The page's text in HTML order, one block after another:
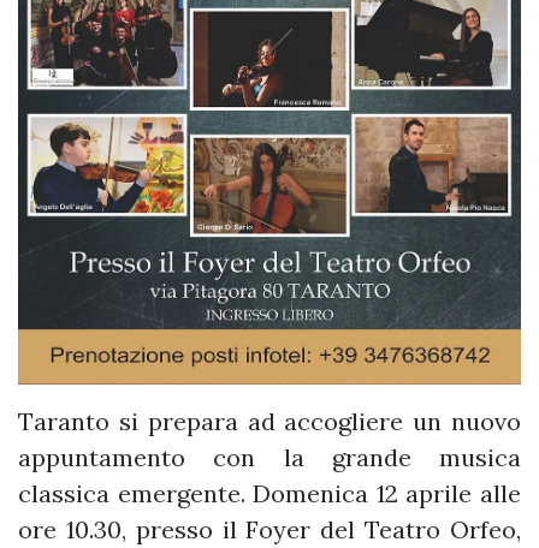
Taranto si prepara ad accogliere un nuovo
appuntamento con la grande musica
classica emergente. Domenica 12 aprile alle
ore 10.30, presso il Foyer del Teatro Orfeo,